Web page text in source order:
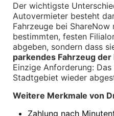
Reifen
Sicherheit
MINI JCW Zubehör
Transport & Gepäck
Exterieur
Interieur
Navigation Update
Kommunikation &
Sommerkompletträder
Der wichtigste
Autovermieter besteht
Fahrzeuge bei ShareNow
bestimmten, festen
abgeben, sondern dass
parkendes Fahrzeug
Einzige Anforderung:
Stadtgebiet wieder
Weitere Merkmale von
•
Zahlung nach